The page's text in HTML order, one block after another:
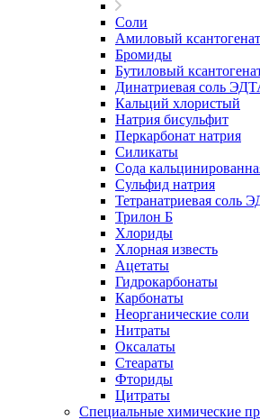
Соли
Амиловый
Бромиды
Бутиловый
Динатриевая соль
Кальций хлористый
Натрия бисульфит
Перкарбонат натрия
Силикаты
Сода
Сульфид натрия
Тетранатриевая соль
Трилон Б
Хлориды
Хлорная известь
Ацетаты
Гидрокарбонаты
Карбонаты
Неорганические соли
Нитраты
Оксалаты
Стеараты
Фториды
Цитраты
Специальные химические